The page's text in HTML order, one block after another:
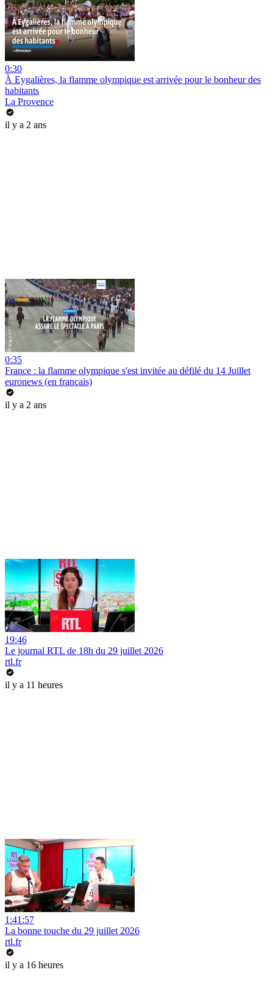
0:30
À Eygalières, la flamme olympique est arrivée pour le bonheur des
habitants
La Provence
il y a 2 ans
0:35
France : la flamme olympique s'est invitée au défilé du 14 Juillet
euronews (en français)
il y a 2 ans
19:46
Le journal RTL de 18h du 29 juillet 2026
rtl.fr
il y a 11 heures
1:41:57
La bonne touche du 29 juillet 2026
rtl.fr
il y a 16 heures